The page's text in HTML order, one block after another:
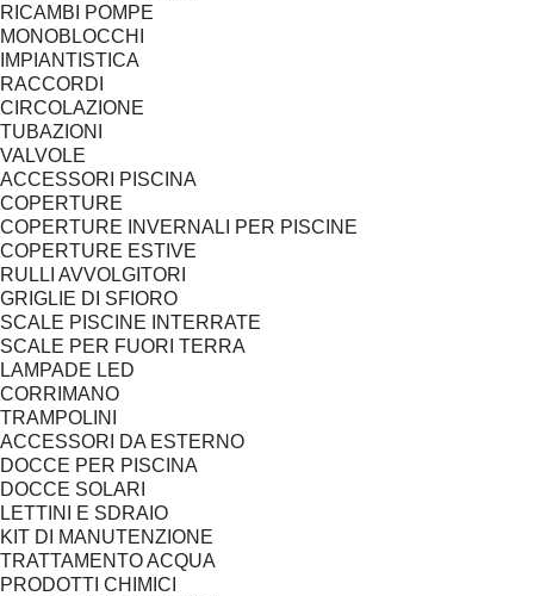
RICAMBI POMPE
MONOBLOCCHI
IMPIANTISTICA
RACCORDI
CIRCOLAZIONE
TUBAZIONI
VALVOLE
ACCESSORI PISCINA
COPERTURE
COPERTURE INVERNALI PER PISCINE
COPERTURE ESTIVE
RULLI AVVOLGITORI
GRIGLIE DI SFIORO
SCALE PISCINE INTERRATE
SCALE PER FUORI TERRA
LAMPADE LED
CORRIMANO
TRAMPOLINI
ACCESSORI DA ESTERNO
DOCCE PER PISCINA
DOCCE SOLARI
LETTINI E SDRAIO
KIT DI MANUTENZIONE
TRATTAMENTO ACQUA
PRODOTTI CHIMICI